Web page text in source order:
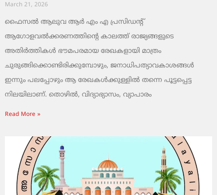
March 21, 2026
ഫൈസൽ ആലുവ ആർ എം എ പ്രസിഡന്റ്
ആഗോളവൽക്കരണത്തിന്റെ കാലത്ത് രാജ്യങ്ങളുടെ
അതിർത്തികൾ ഭൗമപരമായ രേഖകളായി മാത്രം
ചുരുങ്ങിക്കൊണ്ടിരിക്കുമ്പോഴും, ജനാധിപത്യാവകാശങ്ങൾ
ഇന്നും പലപ്പോഴും ആ രേഖകൾക്കുള്ളിൽ തന്നെ പൂട്ടപ്പെട്ട
നിലയിലാണ്. തൊഴിൽ, വിദ്യാഭ്യാസം, വ്യാപാരം
Read More »